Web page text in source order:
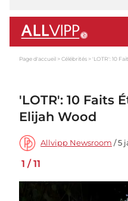
Page d'accueil Célébrités 'LOTR': 10
'LOTR': 10 Faits
Elijah Wood
Allvipp Newsroom / 5
1 /11